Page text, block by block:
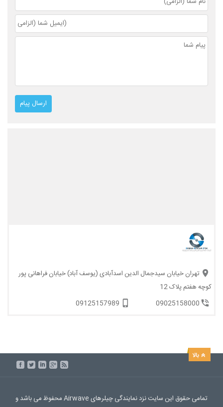
تهران خیابان سیدجمال الدین اسدآبادی (یوسف آباد) خیابان فراهانی پور
کوچه هفتم پلاک 12
09025158000
09125157989
تمامی حقوق این سایت نزد نمایندگی چیلرهای Airwave محفوظ می باشد و